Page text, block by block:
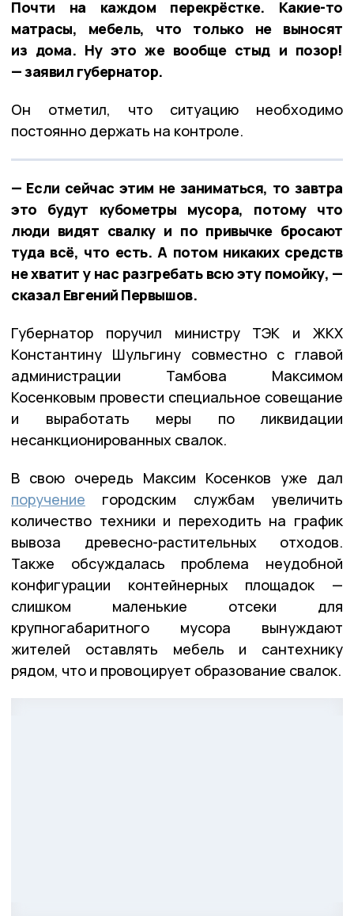
Почти на каждом перекрёстке. Какие-то
матрасы, мебель, что только не выносят
из дома. Ну это же вообще стыд и позор!
— заявил губернатор.
Он отметил, что ситуацию необходимо
постоянно держать на контроле.
— Если сейчас этим не заниматься, то завтра
это будут кубометры мусора, потому что
люди видят свалку и по привычке бросают
туда всё, что есть. А потом никаких средств
не хватит у нас разгребать всю эту помойку, —
сказал Евгений Первышов.
Губернатор поручил министру ТЭК и ЖКХ
Константину Шульгину совместно с главой
администрации Тамбова Максимом
Косенковым провести специальное совещание
и выработать меры по ликвидации
несанкционированных свалок.
В свою очередь Максим Косенков уже дал
поручение городским службам увеличить
количество техники и переходить на график
вывоза древесно-растительных отходов.
Также обсуждалась проблема неудобной
конфигурации контейнерных площадок —
слишком маленькие отсеки для
крупногабаритного мусора вынуждают
жителей оставлять мебель и сантехнику
рядом, что и провоцирует образование свалок.